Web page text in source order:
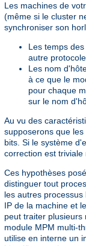
Les machines de
(même si le cluster
synchroniser son
Les temps
autre
Les nom
à ce que le
pour chaque
sur le nom
Au vu des
supposerons que
bits. Si le système
correction est
Ces hypothèses
distinguer tout
les autres
IP de la machine et
peut traiter plusieurs
module MPM multi-
utilise en interne un